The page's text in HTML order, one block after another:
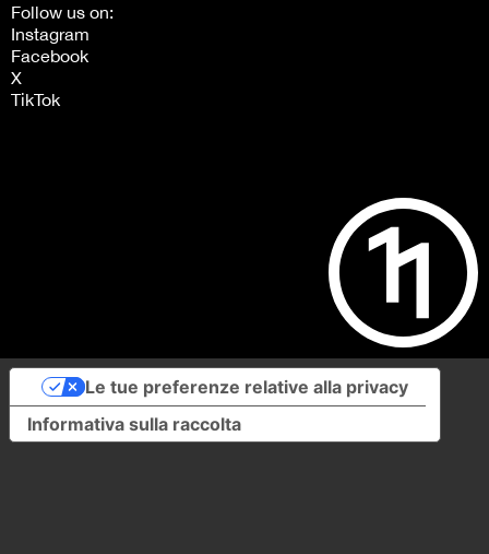
Follow us on:
Instagram
Facebook
X
TikTok
Informativa sulla raccolta
Le tue preferenze relative alla privacy